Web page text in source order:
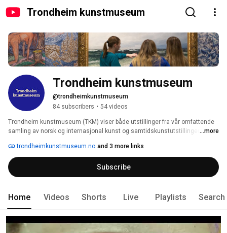
Trondheim kunstmuseum
Trondheim kunstmuseum
@trondheimkunstmuseum
84 subscribers • 54 videos
Trondheim kunstmuseum (TKM) viser både utstillinger fra vår omfattende
samling av norsk og internasjonal kunst og samtidskunstutstillinger. Vi har
museets hovedarena og ligger ved Nidarosdomen, her finner du også vår
flotte museumsbutikk. I TKM Gråmølna i Trenerys gate ved Nedre Elvehavn,
finner du verk fra Kunstgaven Håkon Bleken og andre utstillinger.
...more
trondheimkunstmuseum.no and 3 more links
Subscribe
Home Videos Shorts Live Playlists Search